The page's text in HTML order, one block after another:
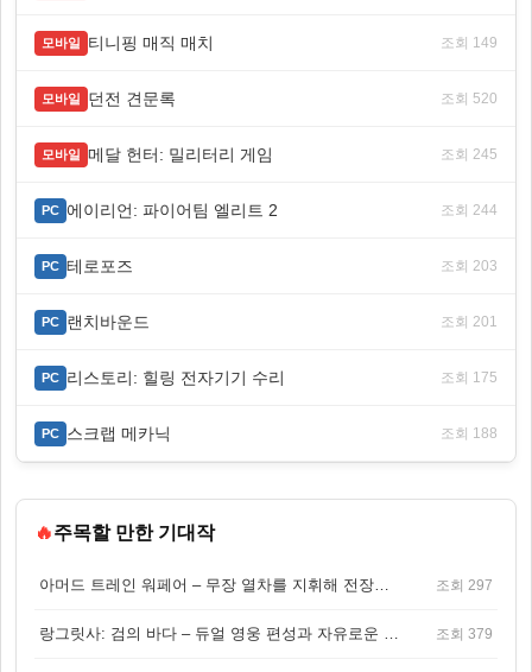
모바일 티니핑 매직 매치 조회 149
모바일 던전 견문록 조회 520
모바일 메달 헌터: 밀리터리 게임 조회 245
PC 에이리언: 파이어팀 엘리트 2 조회 244
PC 테로포즈 조회 203
PC 랜치바운드 조회 201
PC 리스토리: 힐링 전자기기 수리 조회 175
PC 스크랩 메카닉 조회 188
🔥주목할 만한 기대작
아머드 트레인 워페어 – 무장 열차를 지휘해 전장을 돌파하는 생존 전투 게임 조회 297
랑그릿사: 검의 바다 – 듀얼 영웅 편성과 자유로운 탐험을 결합한 판타지 전략 RPG 조회 379